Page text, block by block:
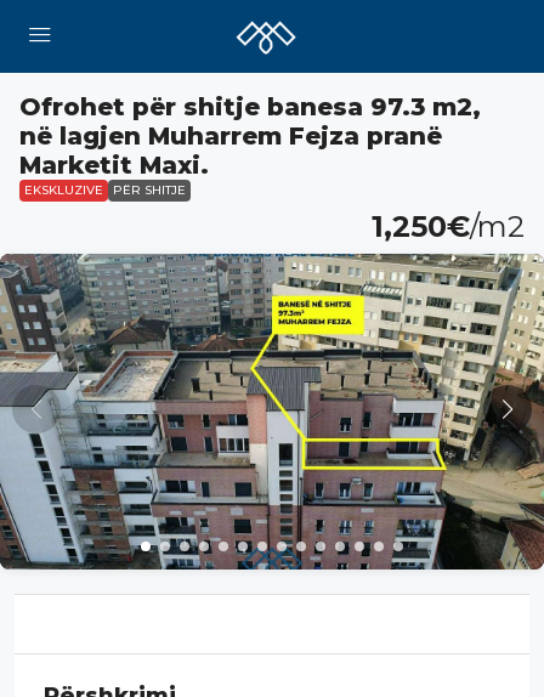
Ofrohet për shitje banesa 97.3 m2,
në lagjen Muharrem Fejza pranë
Marketit Maxi.
EKSKLUZIVE PËR SHITJE
1,250€/m2